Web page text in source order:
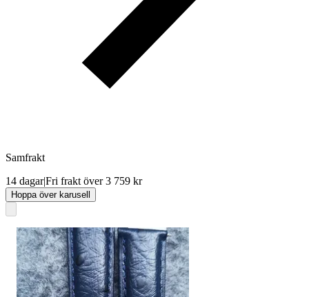
Samfrakt
14 dagar|Fri frakt över 3 759 kr
Hoppa över karusell